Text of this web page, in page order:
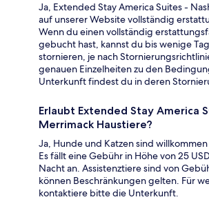
Ja, Extended Stay America Suites -
auf unserer Website vollständig
Wenn du einen vollständig
gebucht hast, kannst du bis wenige
stornieren, je nach
genauen Einzelheiten zu den
Unterkunft findest du in deren
Erlaubt Extended Stay America
Merrimack Haustiere?
Ja, Hunde und Katzen sind
Es fällt eine Gebühr in Höhe von 25
Nacht an. Assistenztiere sind von
können Beschränkungen gelten. Für
kontaktiere bitte die Unterkunft.